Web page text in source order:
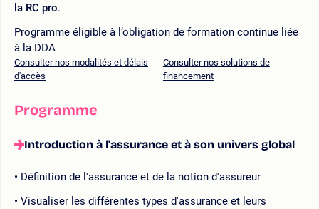
la RC pro.
Programme éligible à l’obligation de formation continue liée
à la DDA
Consulter nos modalités et délais
d'accès
Consulter nos solutions de
financement
Programme
Introduction à l'assurance et à son univers global
Définition de l'assurance et de la notion d'assureur
Visualiser les différentes types d'assurance et leurs